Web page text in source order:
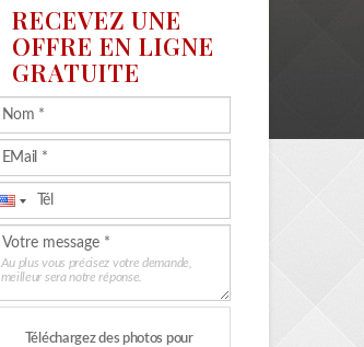
RECEVEZ UNE
OFFRE EN LIGNE
GRATUITE
Au plus vous précisez votre demande,
meilleur sera notre réponse.
Téléchargez des photos pour